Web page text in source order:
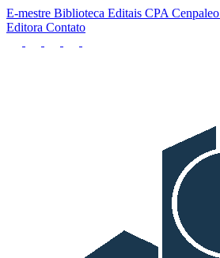
E-mestre Biblioteca Editais CPA Cenpaleo
Editora Contato